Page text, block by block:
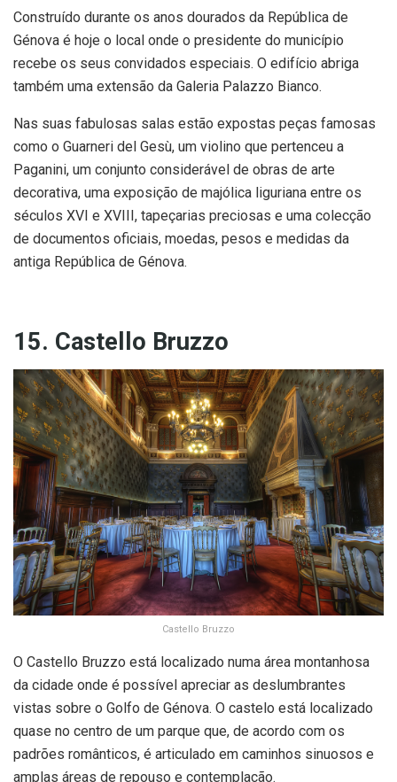
Construído durante os anos dourados da República de
Génova é hoje o local onde o presidente do município
recebe os seus convidados especiais. O edifício abriga
também uma extensão da Galeria Palazzo Bianco.
Nas suas fabulosas salas estão expostas peças famosas
como o Guarneri del Gesù, um violino que pertenceu a
Paganini, um conjunto considerável de obras de arte
decorativa, uma exposição de majólica liguriana entre os
séculos XVI e XVIII, tapeçarias preciosas e uma colecção
de documentos oficiais, moedas, pesos e medidas da
antiga República de Génova.
15. Castello Bruzzo
Castello Bruzzo
O Castello Bruzzo está localizado numa área montanhosa
da cidade onde é possível apreciar as deslumbrantes
vistas sobre o Golfo de Génova. O castelo está localizado
quase no centro de um parque que, de acordo com os
padrões românticos, é articulado em caminhos sinuosos e
amplas áreas de repouso e contemplação.